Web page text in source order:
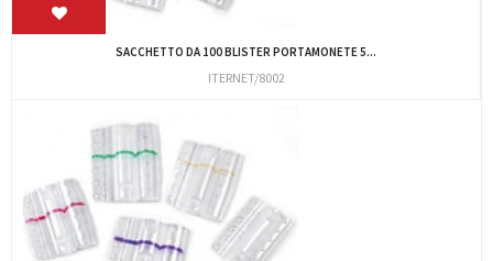
SACCHETTO DA 100 BLISTER PORTAMONETE 5...
ITERNET/8002